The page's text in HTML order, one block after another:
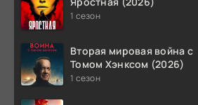
1 сезон
Вторая мировая война с
Томом Хэнксом (2026)
1 сезон